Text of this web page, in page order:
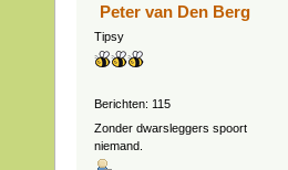
Peter van Den Berg
Tipsy
Berichten: 115
Zonder dwarsleggers spoort
niemand.